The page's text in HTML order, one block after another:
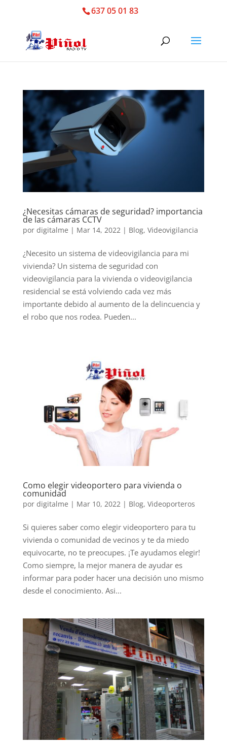
637 05 01 83
¿Necesitas cámaras de seguridad? importancia
de las cámaras CCTV
por digitalme | Mar 14, 2022| Blog, Videovigilancia
¿Necesito un sistema de videovigilancia para mi
vivienda? Un sistema de seguridad con
videovigilancia para la vivienda o videovigilancia
residencial se está volviendo cada vez más
importante debido al aumento de la delincuencia y
el robo que nos rodea. Pueden...
Como elegir videoportero para vivienda o
comunidad
por digitalme | Mar 10, 2022 | Blog, Videoporteros
Si quieres saber como elegir videoportero para tu
vivienda o comunidad de vecinos y te da miedo
equivocarte, no te preocupes. ¡Te ayudamos elegir!
Como siempre, la mejor manera de ayudar es
informar para poder hacer una decisión uno mismo
desde el conocimiento. Asi...